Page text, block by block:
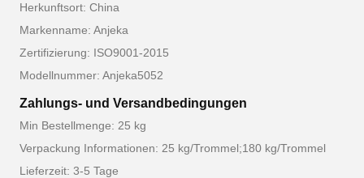
Herkunftsort: China
Markenname: Anjeka
Zertifizierung: ISO9001-2015
Modellnummer: Anjeka5052
Zahlungs- und Versandbedingungen
Min Bestellmenge: 25 kg
Verpackung Informationen: 25 kg/Trommel;180 kg/Trommel
Lieferzeit: 3-5 Tage